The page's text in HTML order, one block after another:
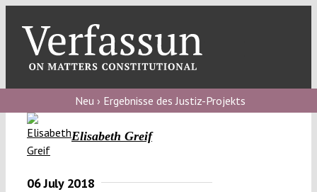
content
blog
Verfassungs
Verfassungs
Neu › Ergebnisse des Justiz-Projekts
Elisabeth Greif
06 July 2018